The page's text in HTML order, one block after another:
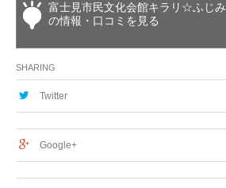
富士見市民文化会館キラリ☆ふじみ
の情報・口コミを見る
SHARING
Twitter
Google+